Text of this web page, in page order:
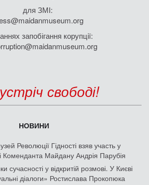
для ЗМІ:
запобігання корупції:
свободі!
НОВИНИ
Революції Гідності взяв участь у
Коменданта Майдану Андрія Парубія
сучасності у відкритій розмові. У Києві
діалоги» Ростислава Прокопюка